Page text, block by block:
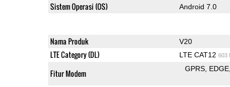
Sistem Operasi (OS) Android 7.0
Nama Produk V20
LTE Category (DL) LTE CAT12 603
Fitur Modem GPRS EDGE